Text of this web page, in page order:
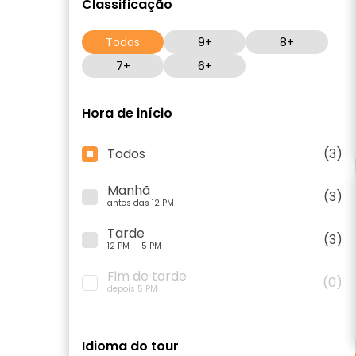
Classificação
Todos 9+
8+
7+
6+
Hora de início
Todos
(3)
Manhã
antes das 12 PM
(3)
Tarde
12 PM — 5 PM
(3)
Fim de tarde
depois 5 PM (0)
Idioma do tour